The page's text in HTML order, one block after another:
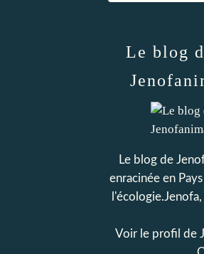
Le blog
Le blog de
enracinée en
Voir le profil de